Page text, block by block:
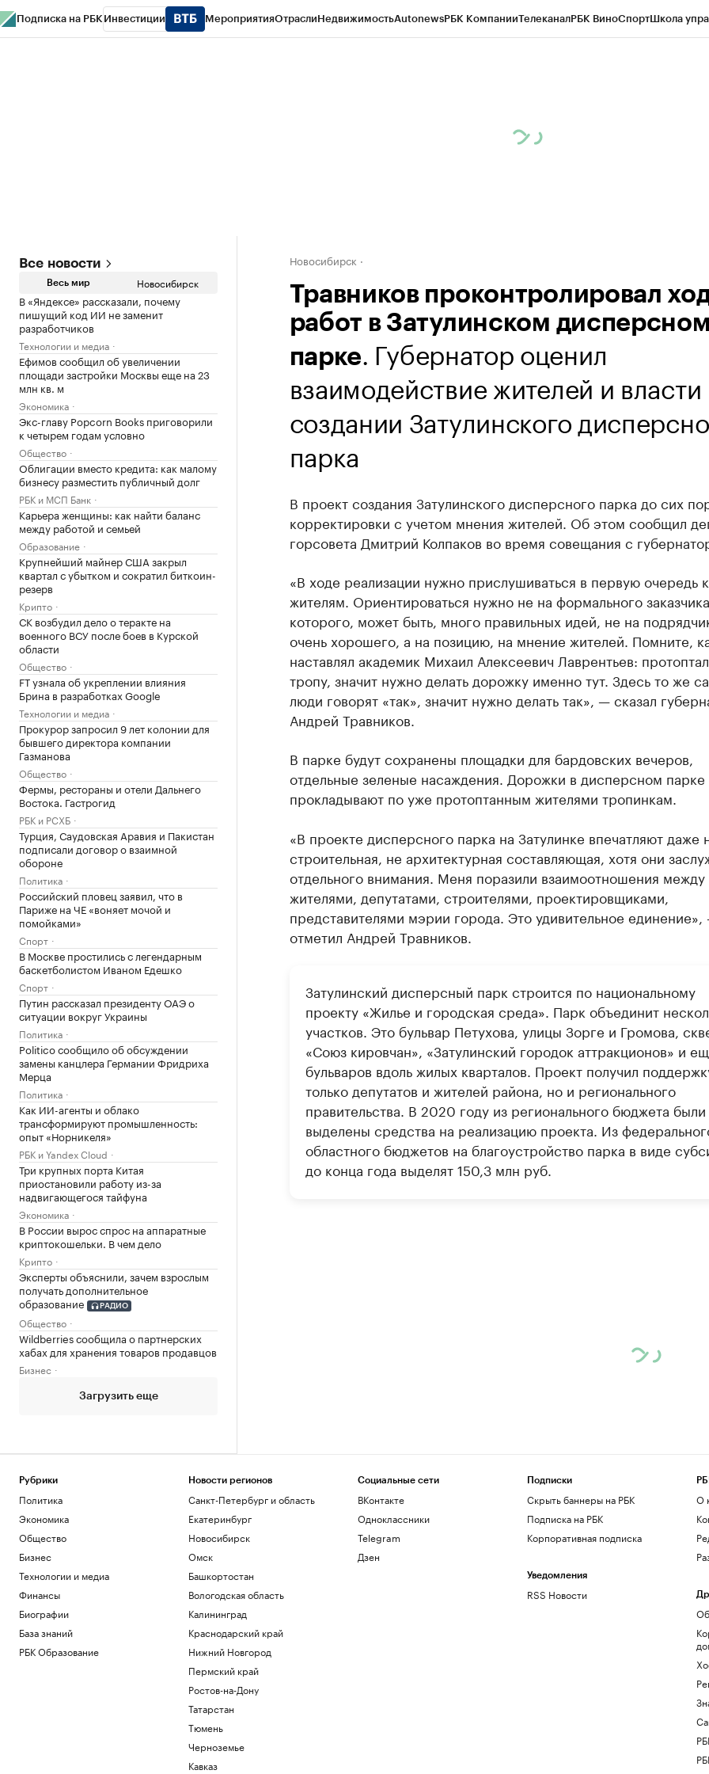
Подписка на РБК Инвестиции МероприятияОтраслиНедвижимостьAutonewsРБК КомпанииТелеканалРБК ВиноСпортШкола
Все новости
Весь мир Новосибирск
В «Яндексе» рассказали, почему
пишущий код ИИ не заменит
разработчиков
Технологии и медиа
Ефимов сообщил об увеличении
площади застройки Москвы еще на 23
млн кв. м
Экономика
Экс-главу Popcorn Books приговорили
к четырем годам условно
Общество
Облигации вместо кредита: как малому
бизнесу разместить публичный долг
РБК и МСП Банк
Карьера женщины: как найти баланс
между работой и семьей
Образование
Крупнейший майнер США закрыл
квартал с убытком и сократил биткоин-
резерв
Крипто
СК возбудил дело о теракте на
военного ВСУ после боев в Курской
области
Общество
FT узнала об укреплении влияния
Брина в разработках Google
Технологии и медиа
Прокурор запросил 9 лет колонии для
бывшего директора компании
Газманова
Общество
Фермы, рестораны и отели Дальнего
Востока. Гастрогид
РБК и РСХБ
Турция, Саудовская Аравия и Пакистан
подписали договор о взаимной
обороне
Политика
Российский пловец заявил, что в
Париже на ЧЕ «воняет мочой и
помойками»
Спорт
В Москве простились с легендарным
баскетболистом Иваном Едешко
Спорт
Путин рассказал президенту ОАЭ о
ситуации вокруг Украины
Политика
Politico сообщило об обсуждении
замены канцлера Германии Фридриха
Мерца
Политика
Как ИИ-агенты и облако
трансформируют промышленность:
опыт «Норникеля»
РБК и Yandex Cloud
Три крупных порта Китая
приостановили работу из-за
надвигающегося тайфуна
Экономика
В России вырос спрос на аппаратные
криптокошельки. В чем дело
Крипто
Эксперты объяснили, зачем взрослым
получать дополнительное
образование
РАДИО
Общество
Wildberries сообщила о партнерских
хабах для хранения товаров продавцов
Бизнес
Загрузить еще
Новосибирск
Травников проконтролировал
работ в Затулинском дисперсном
парке. Губернатор оценил
взаимодействие жителей и
создании Затулинского
парка
В проект создания Затулинского дисперсного парка до сих
корректировки с учетом мнения жителей. Об этом сообщил
горсовета Дмитрий Колпаков во время совещания с
«В ходе реализации нужно прислушиваться в первую очередь к
жителям. Ориентироваться нужно не на формального
которого, может быть, много правильных идей, не на
очень хорошего, а на позицию, на мнение жителей. Помните,
наставлял академик Михаил Алексеевич Лаврентьев:
тропу, значит нужно делать дорожку именно тут. Здесь то же
люди говорят «так», значит нужно делать так», — сказал
Андрей Травников.
В парке будут сохранены площадки для бардовских вечеров,
отдельные зеленые насаждения. Дорожки в дисперсном парке
прокладывают по уже протоптанным жителями тропинкам.
«В проекте дисперсного парка на Затулинке впечатляют даже
строительная, не архитектурная составляющая, хотя они
отдельного внимания. Меня поразили взаимоотношения между
жителями, депутатами, строителями, проектировщиками,
представителями мэрии города. Это удивительное
отметил Андрей Травников.
Затулинский дисперсный парк строится по национальному
проекту «Жилье и городская среда». Парк объединит
участков. Это бульвар Петухова, улицы Зорге и Громова,
«Союз кировчан», «Затулинский городок аттракционов» и
бульваров вдоль жилых кварталов. Проект получил
только депутатов и жителей района, но и регионального
правительства. В 2020 году из регионального бюджета были
выделены средства на реализацию проекта. Из
областного бюджетов на благоустройство парка в виде
до конца года выделят 150,3 млн руб.
Рубрики
Политика
Экономика
Общество
Бизнес
Технологии и медиа
Финансы
Биографии
База знаний
РБК Образование
Новости регионов
Санкт-Петербург и область
Екатеринбург
Новосибирск
Омск
Башкортостан
Вологодская область
Калининград
Краснодарский край
Нижний Новгород
Пермский край
Ростов-на-Дону
Татарстан
Тюмень
Черноземье
Кавказ
Социальные сети
ВКонтакте
Одноклассники
Telegram
Дзен
Подписки
Скрыть баннеры на РБК
Подписка на РБК
Корпоративная подписка
Уведомления
RSS Новости
О